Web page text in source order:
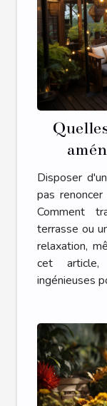
extérieur
Disposer
pas
Comment
terrasse ou
relaxation,
cet article,
ingénieuses